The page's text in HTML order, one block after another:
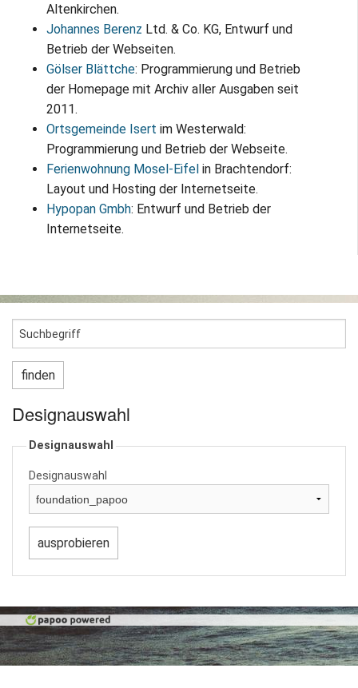
Altenkirchen.
Johannes Berenz Ltd. & Co. KG, Entwurf und
Betrieb der Webseiten.
Gölser Blättche: Programmierung und Betrieb
der Homepage mit Archiv aller Ausgaben seit
2011.
Ortsgemeinde Isert im Westerwald:
Programmierung und Betrieb der Webseite.
Ferienwohnung Mosel-Eifelin Brachtendorf:
Layout und Hosting der Internetseite.
Hypopan Gmbh: Entwurf und Betrieb der
Internetseite.
Designauswahl
Designauswahl
Designauswahl